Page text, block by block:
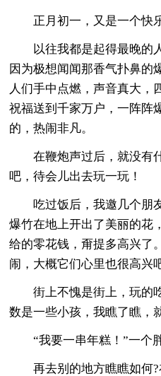
正月初一，又是一个快
以往我都是起得最晚的
因为极想闻闻那香气扑鼻的
人们手中点燃，声音真大，
祝福送到千家万户，一阵阵
的，热闹非凡。
在鞭炮声过后，就没有
吧，待会儿出去玩一玩！
吃过饭后，我邀几个朋
爆竹在地上开出了美丽的花
给的零花钱，甭提多高兴了
闹，大概它们心里也很高兴
街上不愧是街上，玩的
数是一些小孩，我瞧了瞧，
“我要一串年糕！”一个
再去别的地方瞧瞧如何